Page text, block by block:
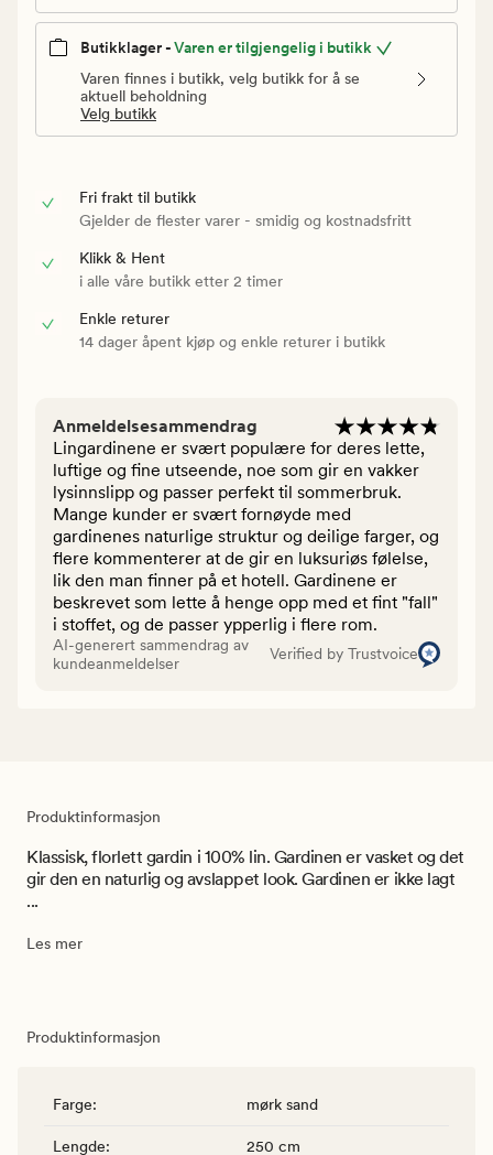
Butikklager -Varen er tilgjengelig i butikk
Varen finnes i butikk, velg butikk for å se
aktuell beholdning
Velg butikk
Fri frakt til butikk
Gjelder de flester varer - smidig og kostnadsfritt
Klikk & Hent
i alle våre butikk etter 2 timer
Enkle returer
14 dager åpent kjøp og enkle returer i butikk
Anmeldelsesammendrag
Lingardinene er svært populære for deres lette,
luftige og fine utseende, noe som gir en vakker
lysinnslipp og passer perfekt til sommerbruk.
Mange kunder er svært fornøyde med
gardinenes naturlige struktur og deilige farger, og
flere kommenterer at de gir en luksuriøs følelse,
lik den man finner på et hotell. Gardinene er
beskrevet som lette å henge opp med et fint "fall"
i stoffet, og de passer ypperlig i flere rom.
AI-generert sammendrag av
kundeanmeldelser
Verified by Trustvoice
Produktinformasjon
Klassisk, florlett gardin i 100% lin. Gardinen er vasket og det
gir den en naturlig og avslappet look. Gardinen er ikke lagt
...
Les mer
Produktinformasjon
Farge: mørk sand
Lengde: 250 cm